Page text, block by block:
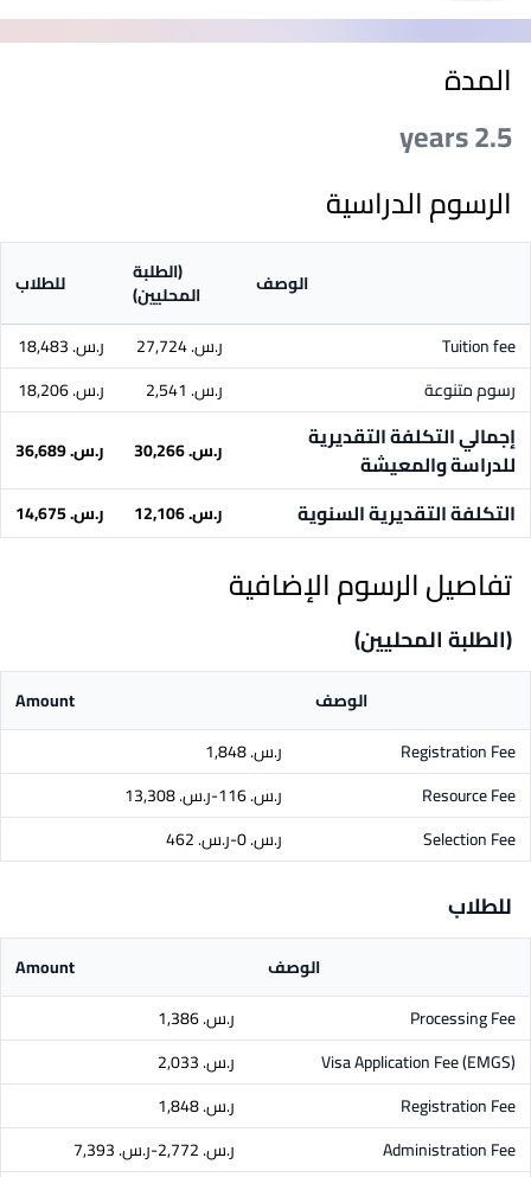
المدة
2.5 years
الرسوم الدراسية
الوصف (الطلبة
المحليين) للطلاب
Tuition fee ر.س.‏ 27,724
ر.س.‏ 18,483
رسوم متنوعة
ر.س.‏ 2,541 ر.س.‏ 18,206
إجمالي التكلفة التقديرية
للدراسة والمعيشة
ر.س.‏ 30,266 ر.س.‏ 36,689
التكلفة التقديرية السنوية ر.س.‏ 12,106 ر.س.‏ 14,675
تفاصيل الرسوم الإضافية
(الطلبة المحليين)
الوصف
Amount
Registration Fee
ر.س.‏ 1,848
Resource Fee
ر.س.‏ 116-ر.س.‏ 13,308
Selection Fee
ر.س.‏ 0-ر.س.‏ 462
للطلاب
الوصف
Amount
Processing Fee
ر.س.‏ 1,386
Visa Application Fee (EMGS)
ر.س.‏ 2,033
Registration Fee
ر.س.‏ 1,848
Administration Fee
ر.س.‏ 2,772-ر.س.‏ 7,393